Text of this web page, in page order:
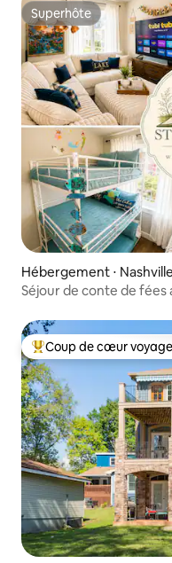
Superhôte
Superhôte
Hébergement ⋅ Nashville
Séjour de conte de fées
Coups de cœur
Coup de cœur